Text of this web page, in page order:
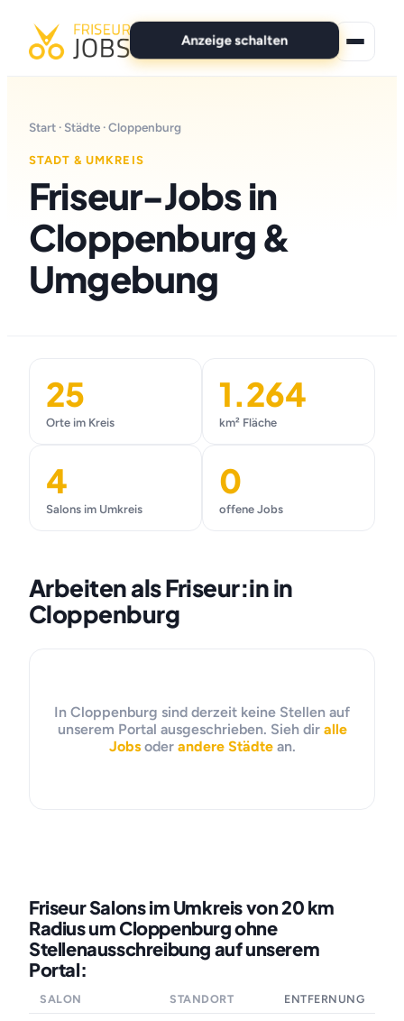
Anzeige schalten
Für Bewerber
Marken
News
Start · Städte · Cloppenburg
STADT & UMKREIS
Friseur-Jobs in
Cloppenburg &
Umgebung
25
Orte im Kreis
1.264
km² Fläche
4
Salons im Umkreis
0
offene Jobs
Arbeiten als Friseur:in in
Cloppenburg
In Cloppenburg sind derzeit keine Stellen auf
unserem Portal ausgeschrieben. Sieh dir alle
Jobsoder andere Städtean.
Friseur Salons im Umkreis von 20 km
Radius um Cloppenburg ohne
Stellenausschreibung auf unserem
Portal:
SALON STANDORT ENTFERNUNG